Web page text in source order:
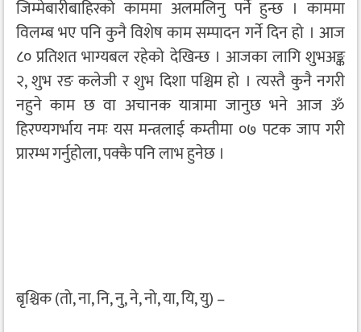
जिम्मेबारीबाहिरको काममा अलमलिनु पर्ने हुन्छ । काममा
विलम्ब भए पनि कुनै विशेष काम सम्पादन गर्ने दिन हो । आज
८० प्रतिशत भाग्यबल रहेको देखिन्छ । आजका लागि शुभअङ्क
२, शुभ रङ कलेजी र शुभ दिशा पश्चिम हो । त्यस्तै कुनै नगरी
नहुने काम छ वा अचानक यात्रामा जानुछ भने आज ॐ
हिरण्यगर्भाय नमः यस मन्त्रलाई कम्तीमा ०७ पटक जाप गरी
प्रारम्भ गर्नुहोला, पक्कै पनि लाभ हुनेछ ।
बृश्चिक (तो, ना, नि, नु, ने, नो, या, यि, यु) –